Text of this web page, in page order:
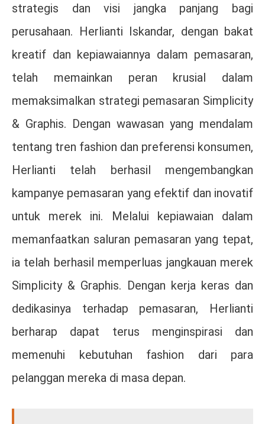
strategis dan visi jangka panjang bagi
perusahaan. Herlianti Iskandar, dengan bakat
kreatif dan kepiawaiannya dalam pemasaran,
telah memainkan peran krusial dalam
memaksimalkan strategi pemasaran Simplicity
& Graphis. Dengan wawasan yang mendalam
tentang tren fashion dan preferensi konsumen,
Herlianti telah berhasil mengembangkan
kampanye pemasaran yang efektif dan inovatif
untuk merek ini. Melalui kepiawaian dalam
memanfaatkan saluran pemasaran yang tepat,
ia telah berhasil memperluas jangkauan merek
Simplicity & Graphis. Dengan kerja keras dan
dedikasinya terhadap pemasaran, Herlianti
berharap dapat terus menginspirasi dan
memenuhi kebutuhan fashion dari para
pelanggan mereka di masa depan.